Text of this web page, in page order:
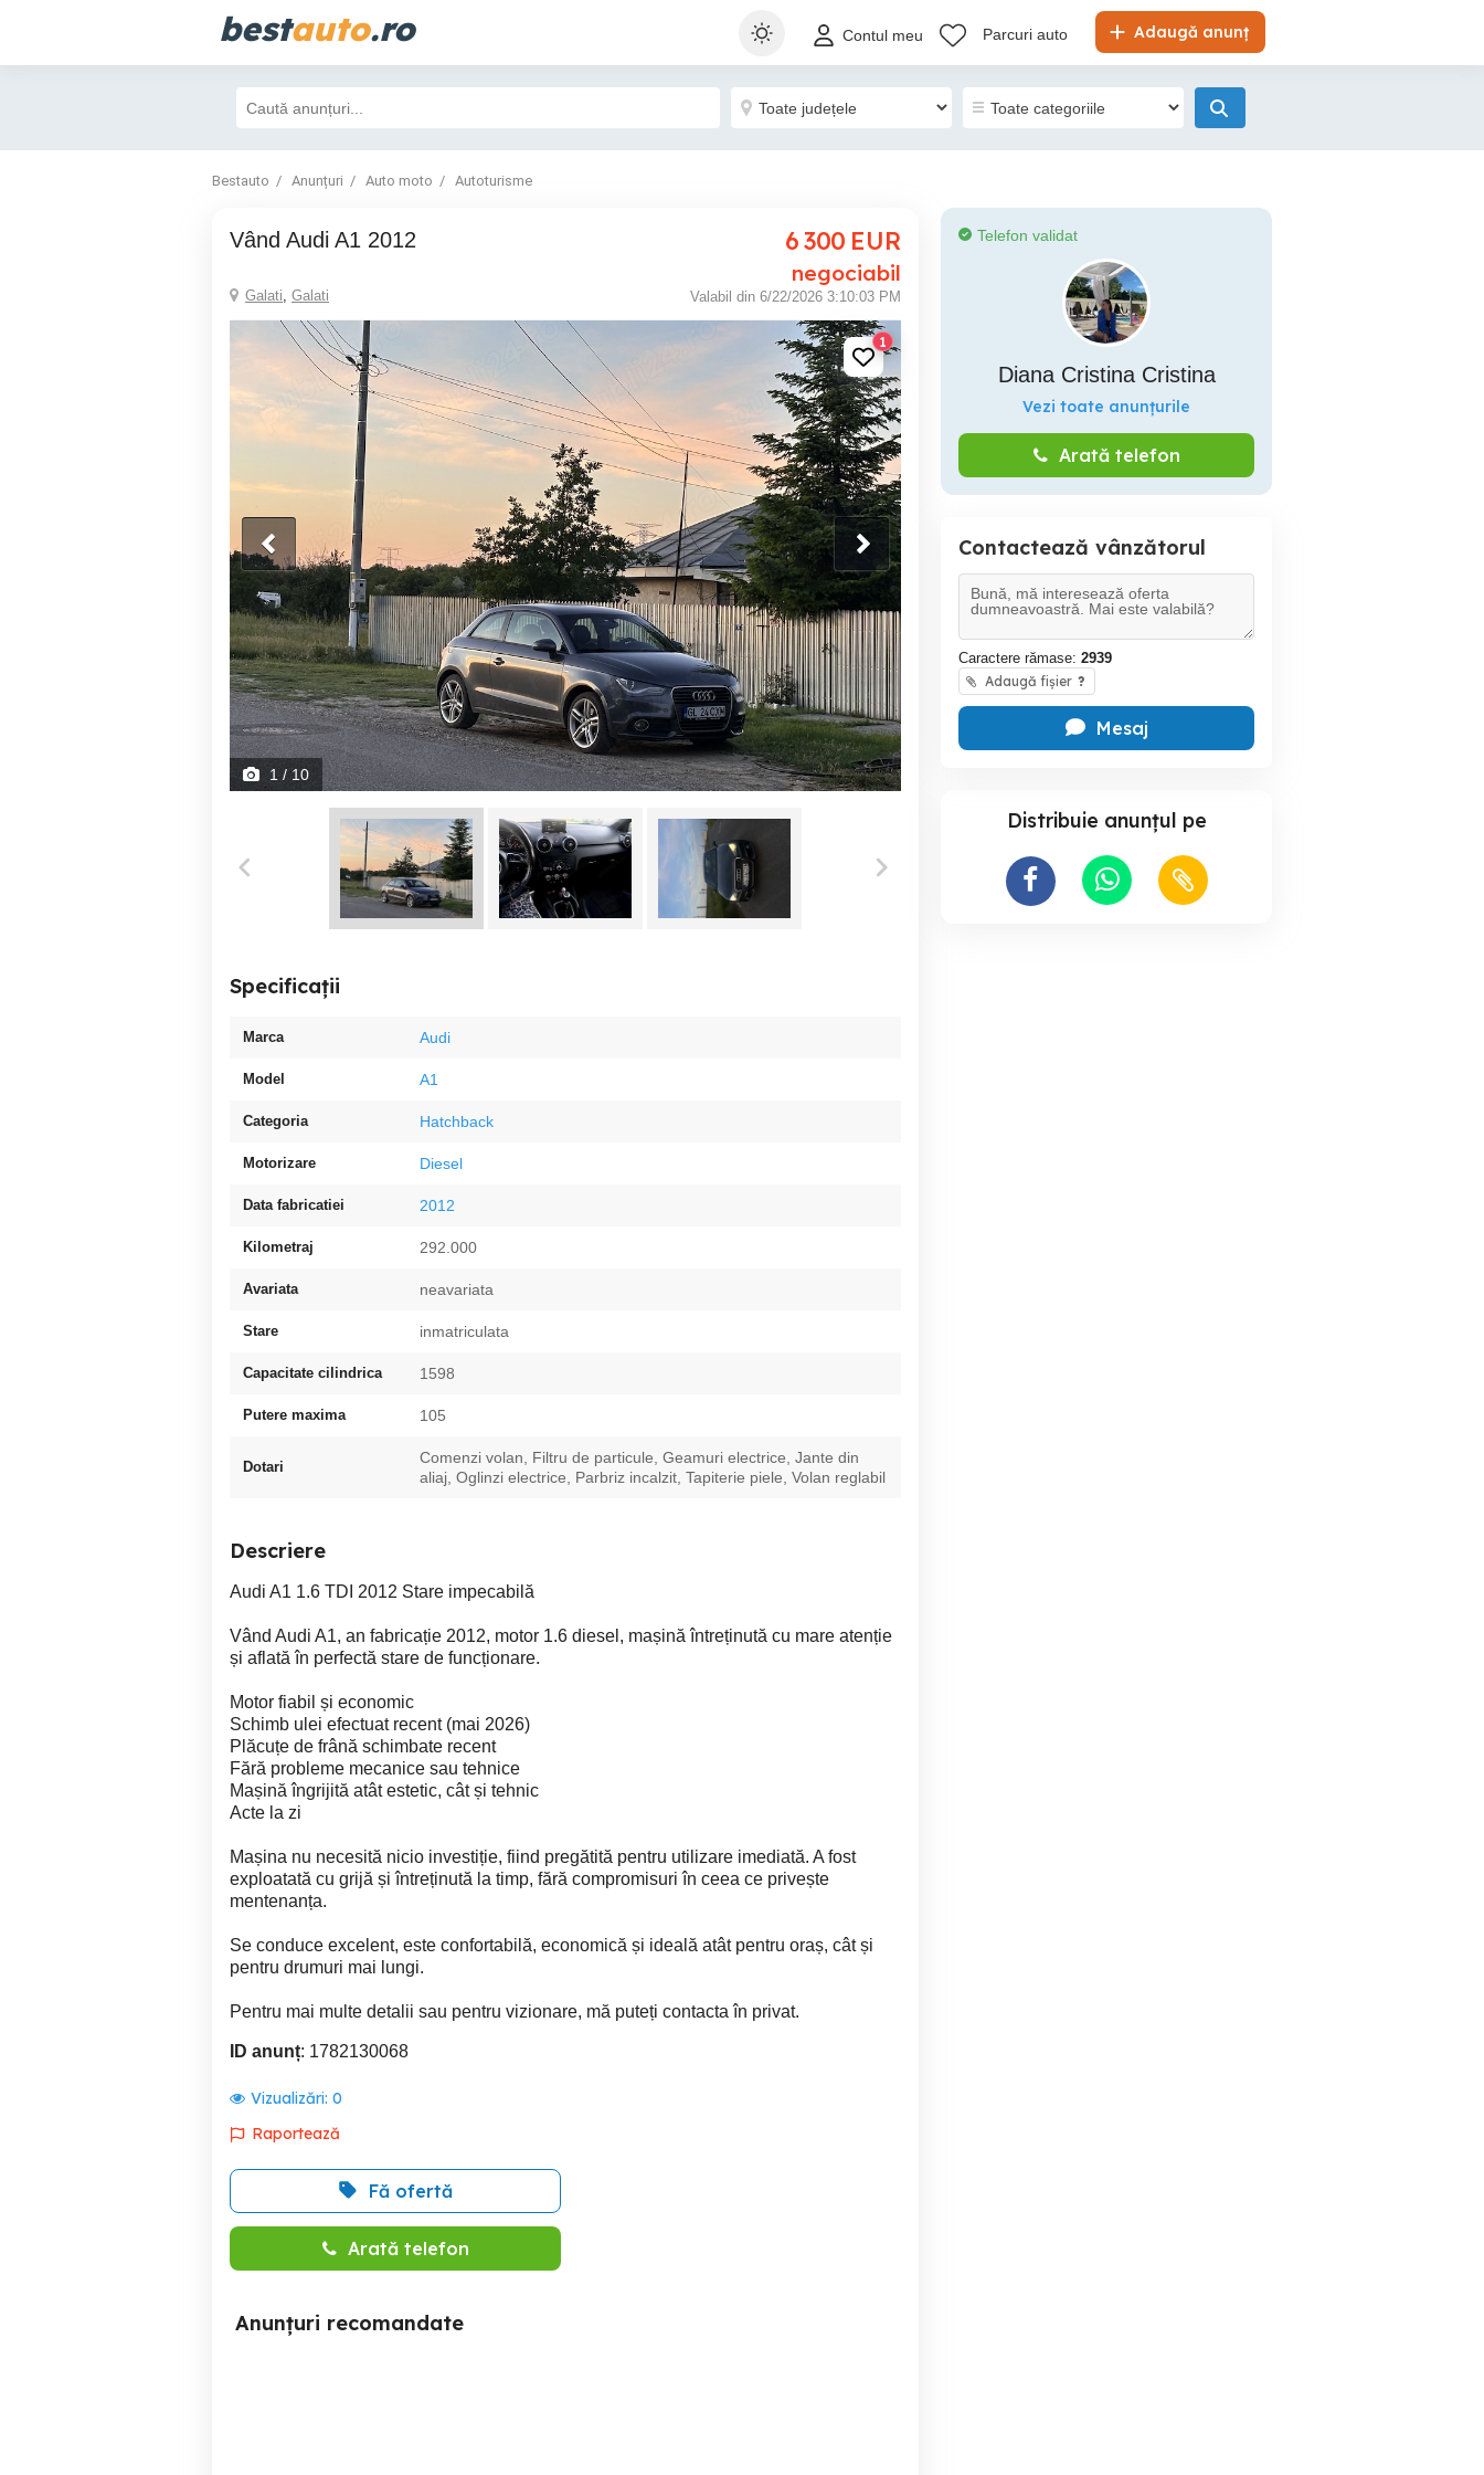
bestauto.ro Adaugă anunț
Contul meu Parcuri auto
Bestauto Anunțuri Auto moto Autoturisme
Vând Audi A1 2012 6 300 EUR
negociabil
Galati, Galati Valabil din 6/22/2026 3:10:03 PM
1
1 / 10
Specificații
Marca Audi
Model A1
Categoria Hatchback
Motorizare Diesel
Data fabricatiei 2012
Kilometraj 292.000
Avariata neavariata
Stare inmatriculata
Capacitate cilindrica 1598
Putere maxima 105
Dotari
Comenzi volan, Filtru de particule, Geamuri electrice, Jante din
aliaj, Oglinzi electrice, Parbriz incalzit, Tapiterie piele, Volan reglabil
Descriere
Audi A1 1.6 TDI 2012 Stare impecabilă
Vând Audi A1, an fabricație 2012, motor 1.6 diesel, mașină întreținută cu mare atenție
și aflată în perfectă stare de funcționare.
Motor fiabil și economic
Schimb ulei efectuat recent (mai 2026)
Plăcuțe de frână schimbate recent
Fără probleme mecanice sau tehnice
Mașină îngrijită atât estetic, cât și tehnic
Acte la zi
Mașina nu necesită nicio investiție, fiind pregătită pentru utilizare imediată. A fost
exploatată cu grijă și întreținută la timp, fără compromisuri în ceea ce privește
mentenanța.
Se conduce excelent, este confortabilă, economică și ideală atât pentru oraș, cât și
pentru drumuri mai lungi.
Pentru mai multe detalii sau pentru vizionare, mă puteți contacta în privat.
ID anunț: 1782130068
Vizualizări: 0
Raportează
Fă ofertă
Arată telefon
Anunțuri recomandate
Telefon validat
Diana Cristina Cristina
Vezi toate anunțurile
Arată telefon
Contactează vânzătorul
Caractere rămase: 2939
Adaugă fișier ?
Mesaj
Distribuie anunțul pe